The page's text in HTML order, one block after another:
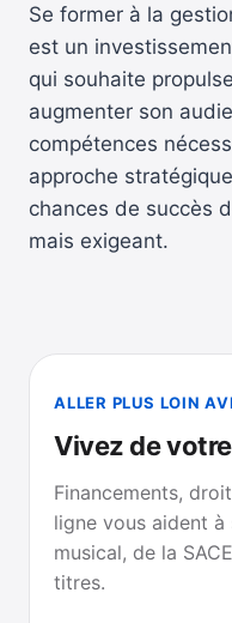
Se former à la
est un
qui souhaite
augmenter son
compétences
approche
chances de succès
mais exigeant.
ALLER PLUS LOIN
Vivez de
Financements,
ligne vous aident
musical, de la
titres.